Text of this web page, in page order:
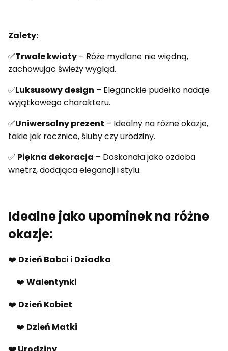
Zalety:
✅Trwałe kwiaty – Róże mydlane nie więdną,
zachowując świeży wygląd.
✅Luksusowy design – Eleganckie pudełko nadaje
wyjątkowego charakteru.
✅Uniwersalny prezent – Idealny na różne okazje,
takie jak rocznice, śluby czy urodziny.
✅ Piękna dekoracja – Doskonała jako ozdoba
wnętrz, dodająca elegancji i stylu.
Idealne jako upominek na różne
okazje:
❤️ Dzień Babci i Dziadka
❤️ Walentynki
❤️ Dzień Kobiet
❤️ Dzień Matki